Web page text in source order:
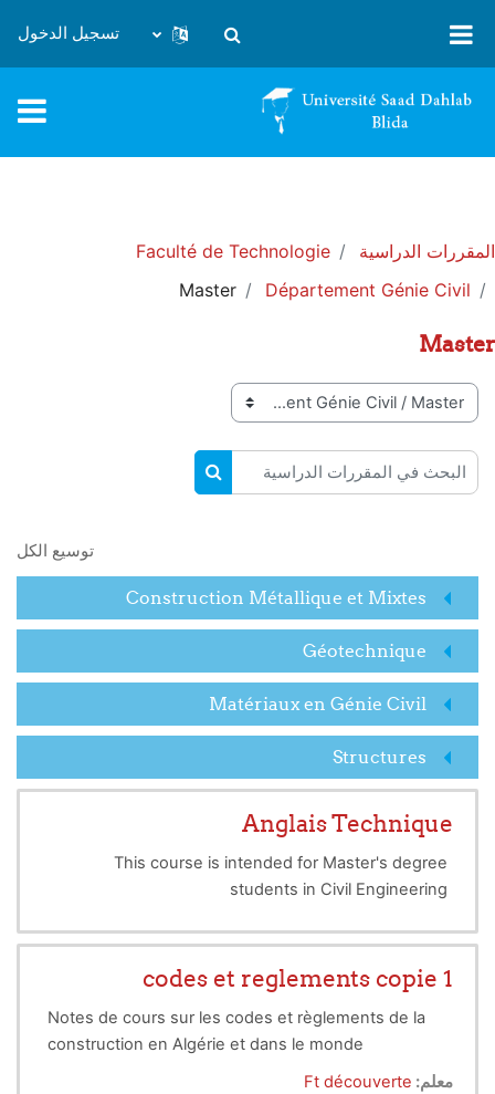
تبديل إدخال البحث
تسجيل الدخول
المقررات الدراسية
Faculté de Technologie
Département Génie Civil
Master
Master
تصنيفات المقررات
البحث في المقررات الدراسية
البحث في المقررات الدراسية
توسيع الكل
Construction Métallique et Mixtes
Géotechnique
Matériaux en Génie Civil
Structures
Anglais Technique
This course is intended for Master's degree
students in Civil Engineering
codes et reglements copie 1
Notes de cours sur les codes et règlements de la
construction en Algérie et dans le monde
معلم: Ft découverte